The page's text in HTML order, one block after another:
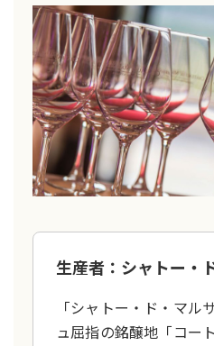
生産者：シャトー‧
「シャトー・ド・マル
ュ屈指の銘醸地「コー